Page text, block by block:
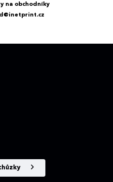
na obchodníky